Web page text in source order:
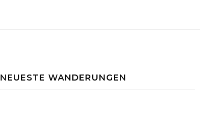
NEUESTE WANDERUNGEN